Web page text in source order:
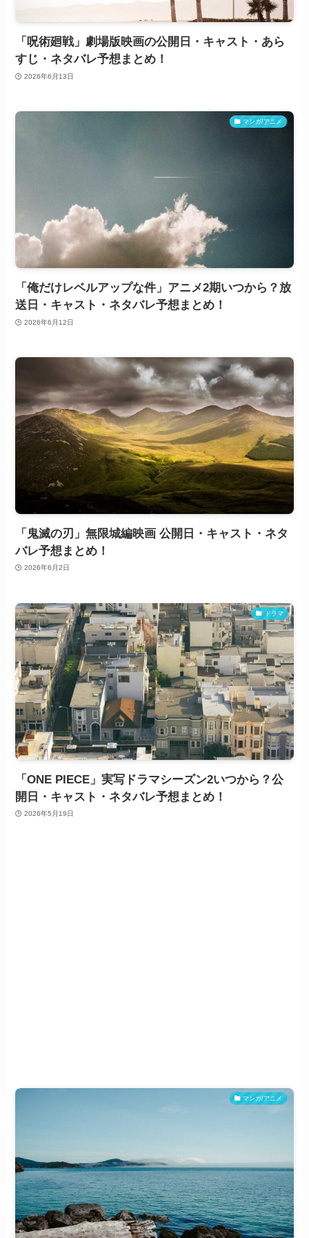
「呪術廻戦」劇場版映画の公開日・キャスト・あら
すじ・ネタバレ予想まとめ！
2026年6月13日
マンガ/アニメ
「俺だけレベルアップな件」アニメ2期いつから？放
送日・キャスト・ネタバレ予想まとめ！
2026年6月12日
「鬼滅の刃」無限城編映画 公開日・キャスト・ネタ
バレ予想まとめ！
2026年6月2日
ドラマ
「ONE PIECE」実写ドラマシーズン2いつから？公
開日・キャスト・ネタバレ予想まとめ！
2026年5月19日
マンガ/アニメ